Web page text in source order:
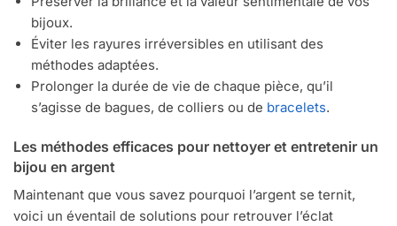
bijoux.
Éviter les rayures irréversibles en utilisant des
méthodes adaptées.
Prolonger la durée de vie de chaque pièce, qu’il
s’agisse de bagues, de colliers ou de bracelets.
Les méthodes efficaces pour nettoyer et entretenir un
bijou en argent
Maintenant que vous savez pourquoi l’argent se ternit,
voici un éventail de solutions pour retrouver l’éclat